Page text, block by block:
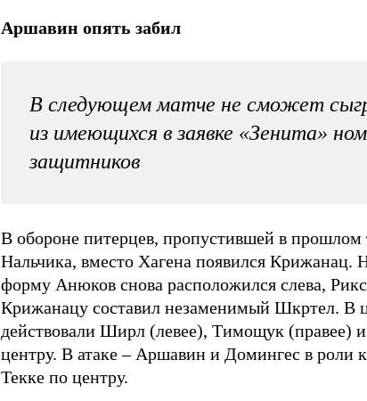
Аршавин опять забил
В следующем матче не сможет
из имеющихся в заявке «Зенита»
защитников
В обороне питерцев, пропустившей в прошлом
Нальчика, вместо Хагена появился
форму Анюков снова расположился слева,
Крижанацу составил незаменимый Шкртел. В
действовали Ширл (левее), Тимощук (правее)
центру. В атаке – Аршавин и Домингес в роли
Текке по центру.